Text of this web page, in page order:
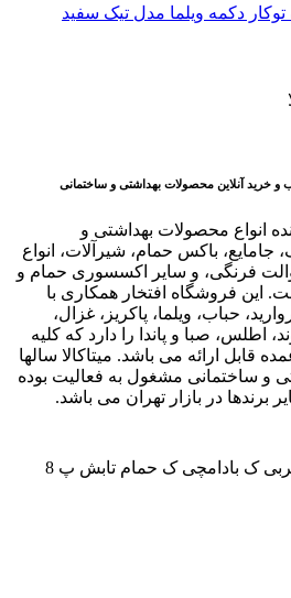
دکمه ویلما مدل تیک سفید
و خرید آنلاین محصولات بهداشتی و ساختمانی
انواع محصولات بهداشتی و
جامایع، باکس حمام، شیرآلات، انواع
فرنگی، و سایر اکسسوری حمام و
این فروشگاه افتخار همکاری با
حباب، ویلما، پاکریز، غزال،
اطلس، صبا و پاندا را دارد که کلیه
ارائه می باشد. میتاکالا سالها
و ساختمانی مشغول به فعالیت بوده
برندها در بازار تهران می باشد.
تهران خیابان پانزده خرداد غربی ک بادامچی ک حمام تابش پ 8